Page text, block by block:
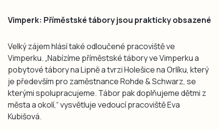
Vimperk: Příměstské tábory jsou prakticky obsazené
Velký zájem hlásí také odloučené pracoviště ve
Vimperku. „Nabízíme příměstské tábory ve Vimperku a
pobytové tábory na Lipně a tvrzi Holešice na Orlíku, který
je především pro zaměstnance Rohde & Schwarz, se
kterými spolupracujeme. Tábor pak doplňujeme dětmi z
města a okolí,“ vysvětluje vedoucí pracoviště Eva
Kubišová.